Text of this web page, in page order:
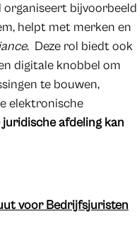
organiseert bijvoorbeeld
helpt met merken en
. Deze rol biedt ook
digitale knobbel om
te bouwen,
elektronische
juridische afdeling kan
voor Bedrijfsjuristen